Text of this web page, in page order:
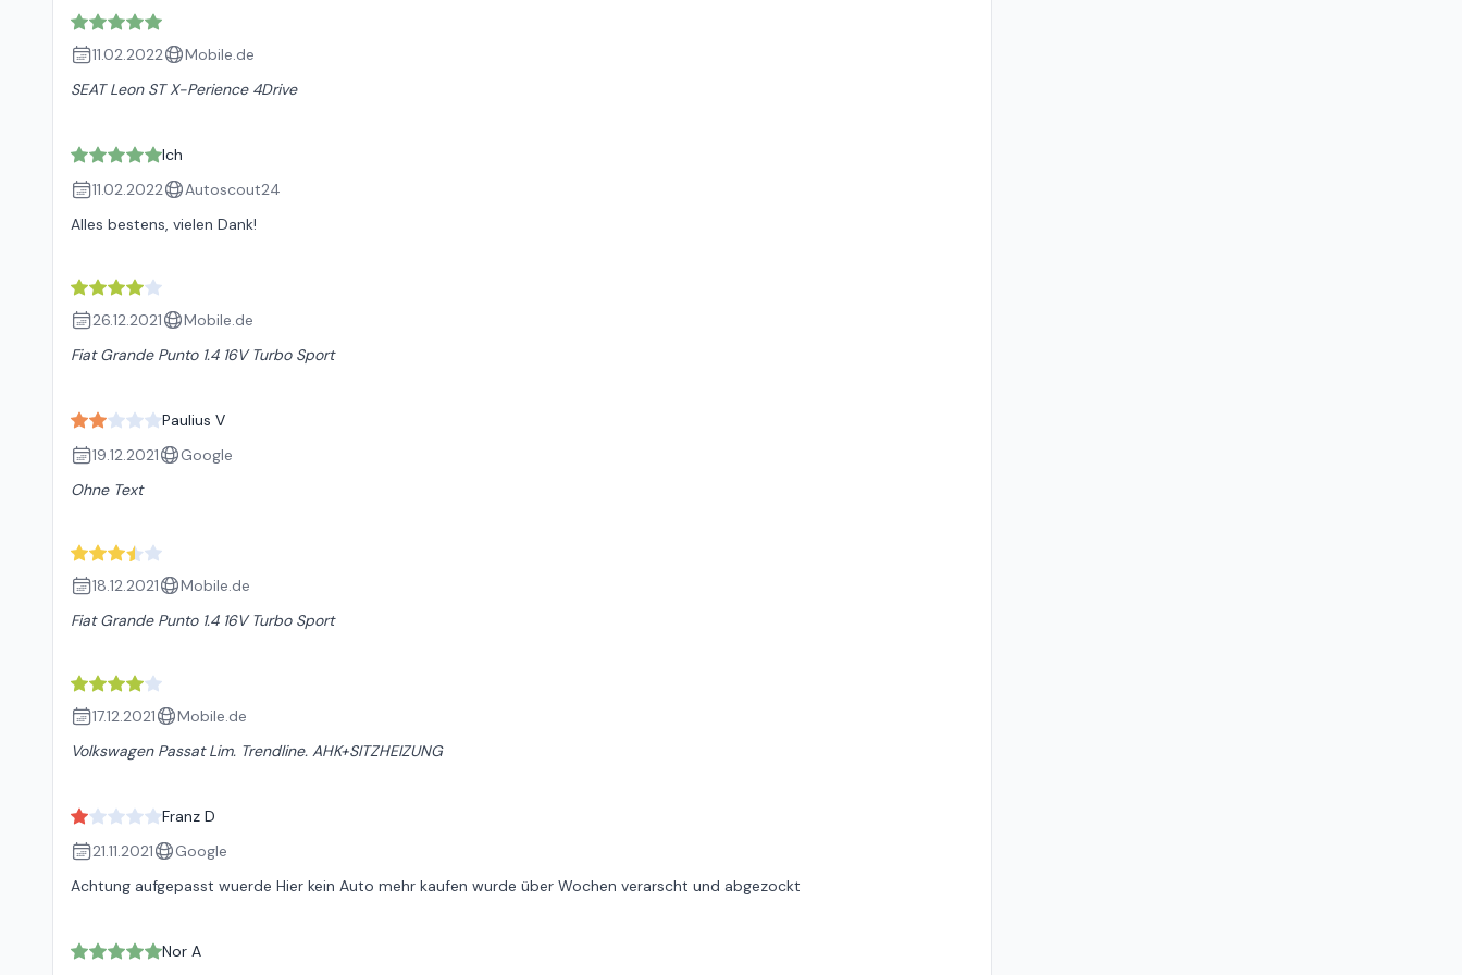
11.02.2022
Mobile.de
SEAT Leon ST X-Perience 4Drive
Ich
11.02.2022
Autoscout24
Alles bestens, vielen Dank!
26.12.2021
Mobile.de
Fiat Grande Punto 1.4 16V Turbo Sport
Paulius V
19.12.2021
Google
Ohne Text
18.12.2021
Mobile.de
Fiat Grande Punto 1.4 16V Turbo Sport
17.12.2021
Mobile.de
Volkswagen Passat Lim. Trendline. AHK+SITZHEIZUNG
Franz D
21.11.2021
Google
Achtung aufgepasst wuerde Hier kein Auto mehr kaufen wurde über Wochen verarscht und abgezockt
Nor A